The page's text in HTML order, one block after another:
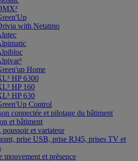
with Netatmo
Home
HP 6300
HP 160
HP 630
Control
connectée et pilotage du bâtiment
et bâtiment
poussoir et variateur
prise USB, prise RJ45, prises TV et
mouvement et présence